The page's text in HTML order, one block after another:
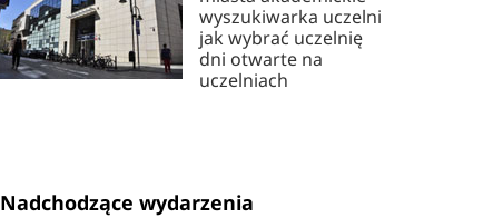
wyszukiwarka uczelni
jak wybrać uczelnię
dni otwarte na
uczelniach
Nadchodzące wydarzenia